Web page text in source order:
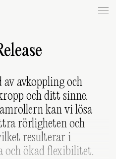
avkoppling och
och ditt sinne.
kan vi lösa
rörligheten och
resulterar i
och ökad flexibilitet.